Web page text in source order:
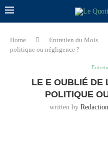
Home Entretien du Mois
politique ou négligence ?
LE E OUBLIÉ DE
POLITIQUE
written by